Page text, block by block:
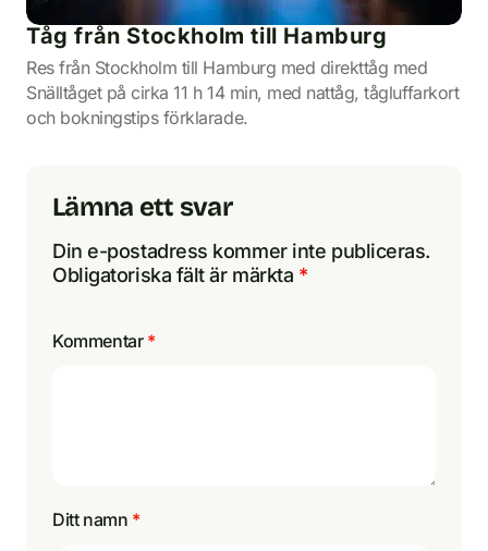
Tåg från Stockholm till Hamburg
Res från Stockholm till Hamburg med direkttåg med
Snälltåget på cirka 11 h 14 min, med nattåg, tågluffarkort
och bokningstips förklarade.
Lämna ett svar
Din e-postadress kommer inte publiceras.
Obligatoriska fält är märkta *
Kommentar *
Ditt namn *